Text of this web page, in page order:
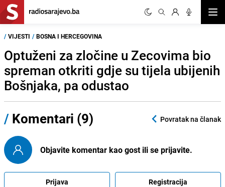
/ VIJESTI / BOSNA I HERCEGOVINA
Optuženi za zločine u Zecovima bio
spreman otkriti gdje su tijela ubijenih
Bošnjaka, pa odustao
/ Komentari (9) Povratak na članak
Objavite komentar kao gost ili se prijavite.
Prijava Registracija